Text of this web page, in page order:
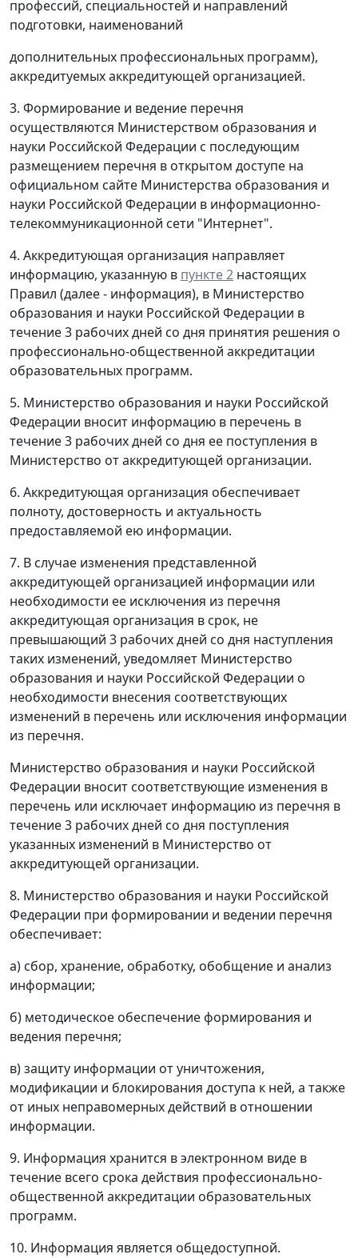
профессий, специальностей и направлений
подготовки, наименований
дополнительных профессиональных программ),
аккредитуемых аккредитующей организацией.
3. Формирование и ведение перечня
осуществляются Министерством образования и
науки Российской Федерации с последующим
размещением перечня в открытом доступе на
официальном сайте Министерства образования и
науки Российской Федерации в информационно-
телекоммуникационной сети "Интернет".
4. Аккредитующая организация направляет
информацию, указанную в пункте 2 настоящих
Правил (далее - информация), в Министерство
образования и науки Российской Федерации в
течение 3 рабочих дней со дня принятия решения о
профессионально-общественной аккредитации
образовательных программ.
5. Министерство образования и науки Российской
Федерации вносит информацию в перечень в
течение 3 рабочих дней со дня ее поступления в
Министерство от аккредитующей организации.
6. Аккредитующая организация обеспечивает
полноту, достоверность и актуальность
предоставляемой ею информации.
7. В случае изменения представленной
аккредитующей организацией информации или
необходимости ее исключения из перечня
аккредитующая организация в срок, не
превышающий 3 рабочих дней со дня наступления
таких изменений, уведомляет Министерство
образования и науки Российской Федерации о
необходимости внесения соответствующих
изменений в перечень или исключения информации
из перечня.
Министерство образования и науки Российской
Федерации вносит соответствующие изменения в
перечень или исключает информацию из перечня в
течение 3 рабочих дней со дня поступления
указанных изменений в Министерство от
аккредитующей организации.
8. Министерство образования и науки Российской
Федерации при формировании и ведении перечня
обеспечивает:
а) сбор, хранение, обработку, обобщение и анализ
информации;
б) методическое обеспечение формирования и
ведения перечня;
в) защиту информации от уничтожения,
модификации и блокирования доступа к ней, а также
от иных неправомерных действий в отношении
информации.
9. Информация хранится в электронном виде в
течение всего срока действия профессионально-
общественной аккредитации образовательных
программ.
10. Информация является общедоступной.